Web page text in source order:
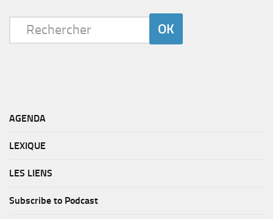
AGENDA
LEXIQUE
LES LIENS
Subscribe to Podcast